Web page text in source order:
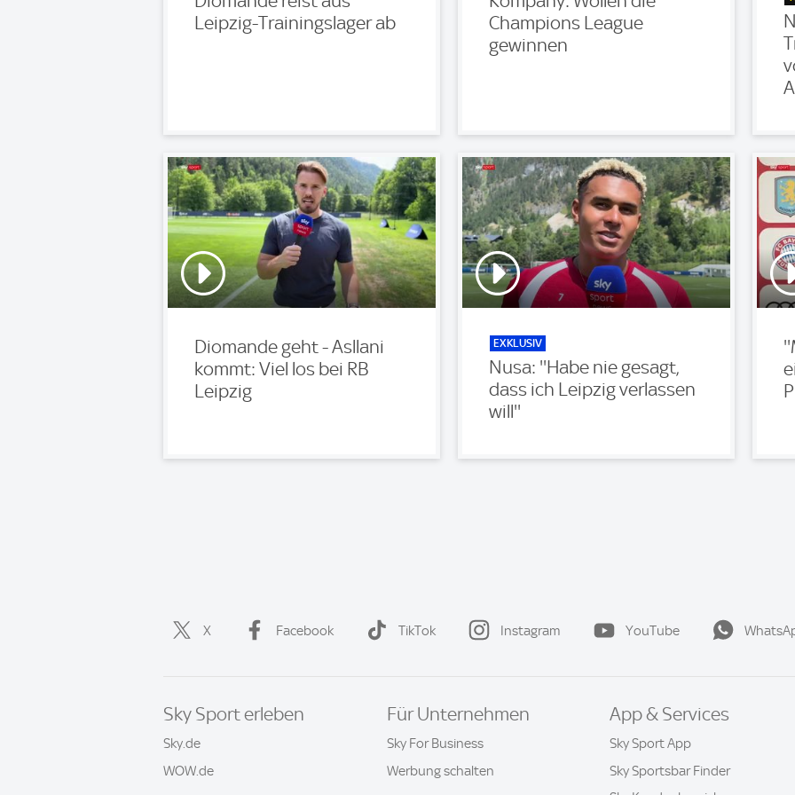
Leipzig-Trainingslager ab
Champions League
gewinnen
Diomande geht - Asllani
kommt: Viel los bei RB
Leipzig
EXKLUSIV
Nusa: ''Habe nie gesagt,
dass ich Leipzig verlassen
will''
X Facebook TikTok Instagram YouTube
Sky Sport erleben
Sky.de
WOW.de
Für Unternehmen
Sky For Business
Werbung schalten
App & Services
Sky Sport App
Sky Sportsbar Finder